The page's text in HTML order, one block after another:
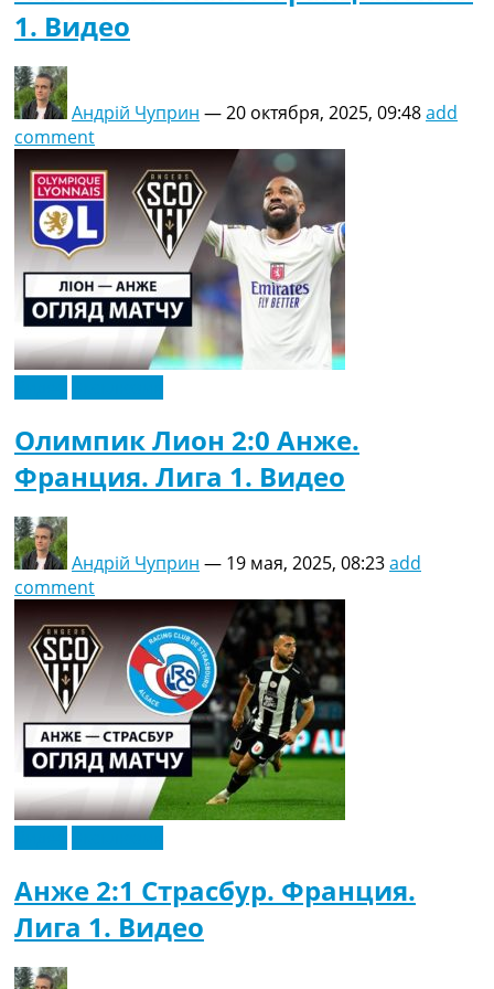
1. Видео
Андрій Чуприн —20 октября, 2025, 09:48add
comment
Олимпик Лион 2:0 Анже.
Франция. Лига 1. Видео
Андрій Чуприн — 19 мая, 2025, 08:23add
comment
Анже 2:1 Страсбур. Франция.
Лига 1. Видео